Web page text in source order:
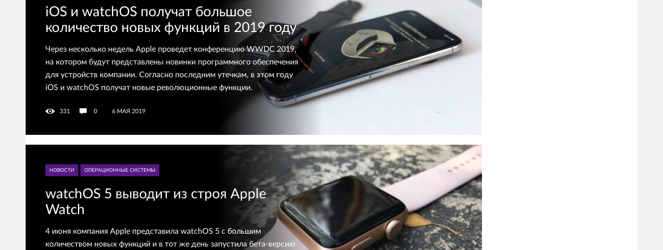
iOS и watchOS получат большое
количество новых функций в 2019 году
Через несколько недель Apple проведет конференцию WWDC 2019,
на котором будут представлены новинки программного обеспечения
для устройств компании. Согласно последним утечкам, в этом году
iOS и watchOS получат новые революционные функции.
331 0 6 МАЯ 2019
НОВОСТИ ОПЕРАЦИОННЫЕ СИСТЕМЫ
watchOS 5 выводит из строя Apple
Watch
4 июня компания Apple представила watchOS 5 с большим
количеством новых функций и в тот же день запустила бета-версию